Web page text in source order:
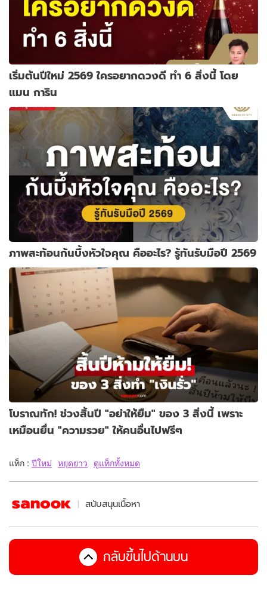
เริ่มต้นปีใหม่ 2569 ใครอยากดวงดี ทำ 6 สิ่งนี้ โดย
แมน การิน
ภาพสะท้อนก้นบึ้งหัวใจคุณ คืออะไร? รู้ทันรับมือปี 2569
โบราณทัก! ช่วงสิ้นปี "อย่าให้ยืม" ของ 3 สิ่งนี้ เพราะ
เหมือนยื่น "ความรวย" ให้คนอื่นไปฟรีๆ
แท็ก : ปีใหม่ หยุดยาว ดูแท็กทั้งหมด
สนับสนุนเนื้อหา
กลับขึ้นไปด้านบน